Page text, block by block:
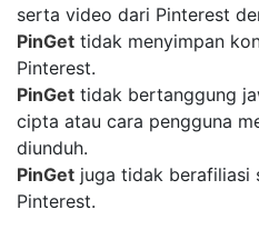
serta video dari Pinterest
PinGet tidak menyimpan
Pinterest.
PinGet tidak bertanggung
cipta atau cara pengguna
diunduh.
PinGet juga tidak berafiliasi
Pinterest.